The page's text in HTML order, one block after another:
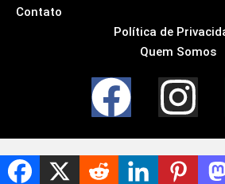
Contato
Política de
Quem Somos